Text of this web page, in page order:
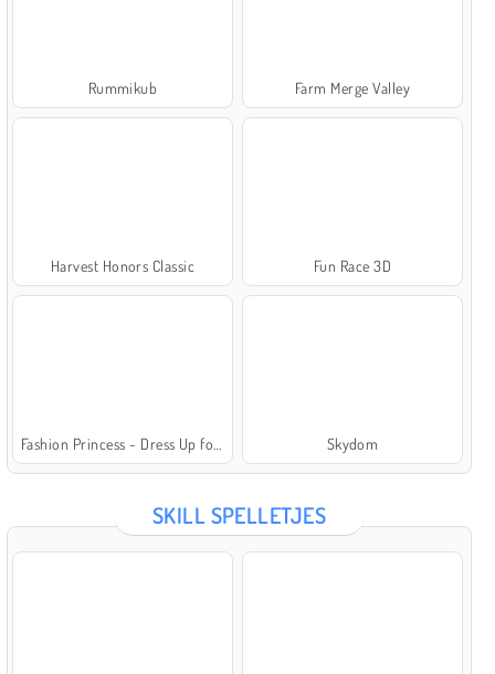
Rummikub Farm Merge Valley
Harvest Honors Classic Fun Race 3D
Fashion Princess - Dress Up for Girls Skydom
SKILL SPELLETJES